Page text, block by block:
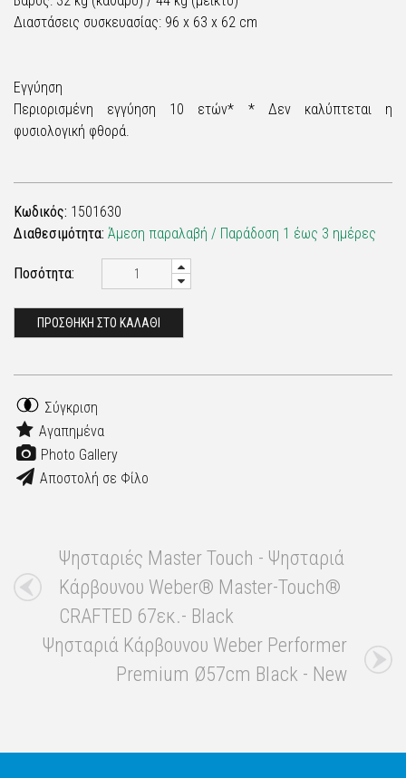
Διαστάσεις συσκευασίας: 96 x 63 x 62 cm
Εγγύηση
Περιορισμένη εγγύηση 10 ετών* * Δεν καλύπτεται η
φυσιολογική φθορά.
Κωδικός: 1501630
Διαθεσιμότητα: Άμεση παραλαβή / Παράδoση 1 έως 3 ημέρες
Ποσότητα:
ΠΡΟΣΘΗΚΗ ΣΤΟ ΚΑΛΑΘΙ
Σύγκριση
Αγαπημένα
Photo Gallery
Αποστολή σε Φίλο
Ψησταριές Master Touch - Ψησταριά
Κάρβουνου Weber® Master-Touch®
CRAFTED 67εκ.- Black
Ψησταριά Κάρβουνου Weber Performer
Premium Ø57cm Black - New